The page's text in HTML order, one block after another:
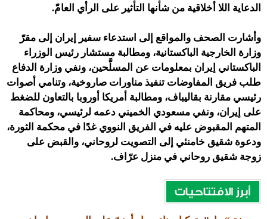
الدعاية اللا أخلاقية من شأنها التأثير على الرأي العامّ.
وأشارت الصحف والمواقع إلى استدعاء سفير إيران إلى مقرّ
وزارة الخارجية الباكستانية، ومطالبة مستشار رئيس الوزراء
الباكستاني إيران بمعلومات عن المسلَّحين، ونفي وزارة الدفاع
طلب فريق المفاوضات تنفيذ مناورات صاروخية، وتنامي أصوات
رئيسي مقارنة بقاليباف، ومطالبة أمريكا أوروبا بالتعاون للضغط
على إيران، ونفي مسعودي الخميني دعمه لرئيسي، ومحاكمة
المتهم المقبوض عليه في الفريق النووي غدًا في محكمة الثورة،
ودعوة شقيق خامنئي إلى التصويت لروحاني، والقبض على
زوجة شقيق روحاني في منزل عرّاف.